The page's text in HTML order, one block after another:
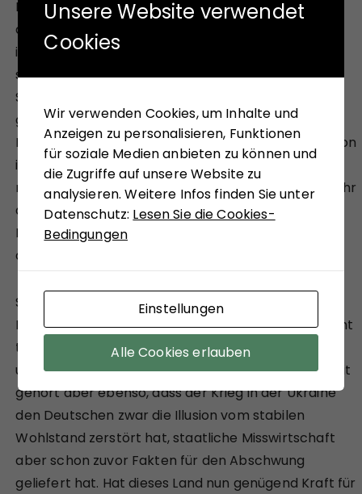
Billionen des Finanzkomplexes…. Für mehr Mut bei
der Umsetzung einer dafür notwendigen
international abgestimmten Strategie gegen
schwindsüchtige öffentliche Kassen sind die
Schmerzen aber offensichtlich immer noch nicht
groß genug. Bei der jüngst eingeführten
Finanztransaktionssteuer ist zu bemängeln, dass von
ihr nur Aktiengeschäfte erfasst werden. Das hat
nichts mit der ursprünglichen Idee zu tun, denn mehr
als 90 Prozent der Finanztransaktionen -darunter
Derivate auf Rohstoffe oder Indizes – sind
ausgenommen.
So viel Wahrheiten zu den Sanktionen und ihren
Folgen, die jetzt viele persönlich nicht mehr so recht
tragen wollen und nach staatlicher Hilfe rufen, was
unterm Strich auch ihr Konto belastet. Zur Wahrheit
gehört aber ebenso, dass der Krieg in der Ukraine
den Deutschen zwar die Illusion vom stabilen
Wohlstand zerstört hat, staatliche Misswirtschaft
aber schon zuvor Fakten für den Abschwung
geliefert hat. Hat dieses Land nun genügend Kraft für
Unsere Website verwendet
Cookies
Wir verwenden Cookies, um Inhalte und
Anzeigen zu personalisieren, Funktionen
für soziale Medien anbieten zu können und
die Zugriffe auf unsere Website zu
analysieren. Weitere Infos finden Sie unter
Datenschutz: Lesen Sie die Cookies-
Bedingungen
Einstellungen
Alle Cookies erlauben